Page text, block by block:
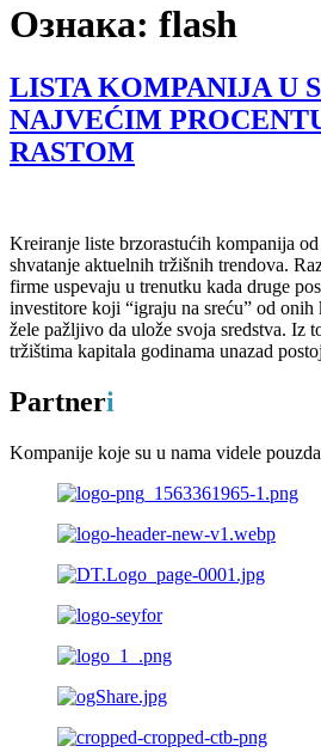
Ознака: flash
LISTA KOMPANIJA U
NAJVEĆIM
RASTOM
Kreiranje liste brzorastućih kompanija od
shvatanje aktuelnih tržišnih trendova.
firme uspevaju u trenutku kada druge
investitore koji “igraju na sreću” od
žele pažljivo da ulože svoja sredstva. Iz
tržištima kapitala godinama unazad
Partneri
Kompanije koje su u nama videle